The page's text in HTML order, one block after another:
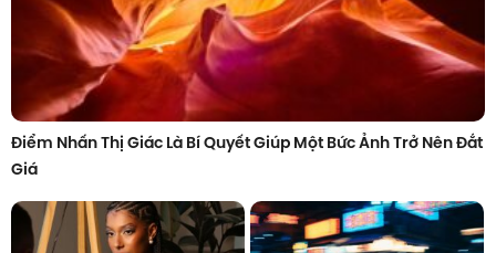
Điểm Nhấn Thị Giác Là Bí Quyết Giúp Một Bức Ảnh Trở Nên Đắt
Giá